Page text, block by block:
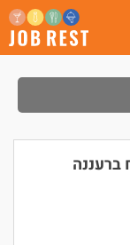
ברעננה